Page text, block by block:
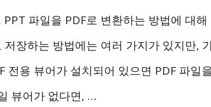
파일을 PDF로 변환하는 방법에 대
저장하는 방법에는 여러 가지가 있지만,
전용 뷰어가 설치되어 있으면 PDF 파일
뷰어가 없다면, …